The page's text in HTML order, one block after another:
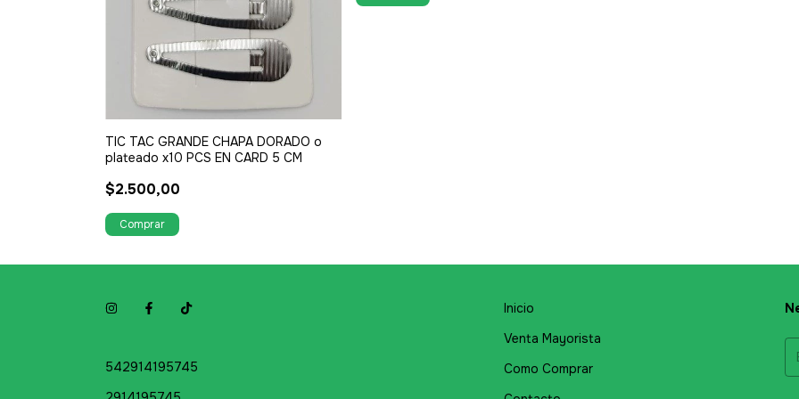
TIC TAC GRANDE CHAPA DORADO o
plateado x10 PCS EN CARD 5 CM
$2.500,00
542914195745
Inicio
Venta Mayorista
Como Comprar